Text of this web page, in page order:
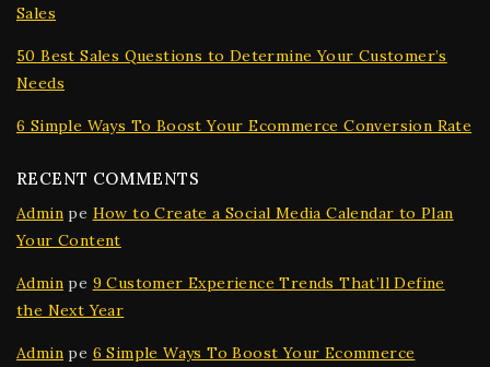
Sales
50 Best Sales Questions to Determine Your Customer’s
Needs
6 Simple Ways To Boost Your Ecommerce Conversion Rate
RECENT COMMENTS
Admin pe How to Create a Social Media Calendar to Plan
Your Content
Admin pe 9 Customer Experience Trends That’ll Define
the Next Year
Admin pe 6 Simple Ways To Boost Your Ecommerce